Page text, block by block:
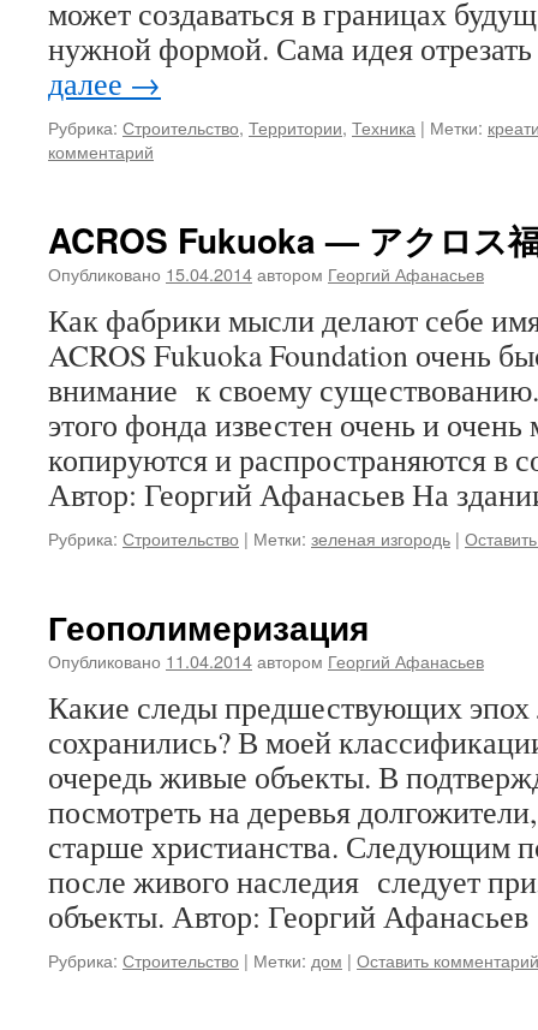
может создаваться в границах
нужной формой. Сама идея
далее →
Рубрика: Строительство, Территории, Техника | Метки:
комментарий
ACROS Fukuoka — アクロス
Опубликовано 15.04.2014автором Георгий Афанасьев
Как фабрики мысли делают себе
ACROS Fukuoka Foundation очень
внимание к своему
этого фонда известен очень и
копируются и распространяются в
Автор: Георгий Афанасьев На
Рубрика: Строительство | Метки: зеленая изгородь |
Геополимеризация
Опубликовано 11.04.2014автором Георгий Афанасьев
Какие следы предшествующих эпох
сохранились? В моей
очередь живые объекты. В
посмотреть на деревья
старше христианства. Следующим
после живого наследия следует
объекты. Автор: Георгий
Рубрика: Строительство | Метки: дом | Оставить комментарий